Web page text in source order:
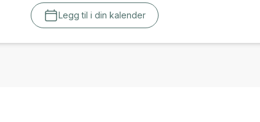
Legg til i din kalender